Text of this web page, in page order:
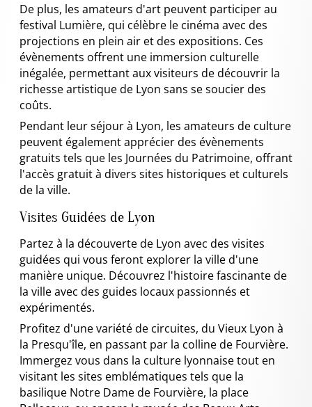
De plus, les amateurs d'art peuvent participer au
festival Lumière, qui célèbre le cinéma avec des
projections en plein air et des expositions. Ces
évènements offrent une immersion culturelle
inégalée, permettant aux visiteurs de découvrir la
richesse artistique de Lyon sans se soucier des
coûts.
Pendant leur séjour à Lyon, les amateurs de culture
peuvent également apprécier des évènements
gratuits tels que les Journées du Patrimoine, offrant
l'accès gratuit à divers sites historiques et culturels
de la ville.
Visites Guidées de Lyon
Partez à la découverte de Lyon avec des visites
guidées qui vous feront explorer la ville d'une
manière unique. Découvrez l'histoire fascinante de
la ville avec des guides locaux passionnés et
expérimentés.
Profitez d'une variété de circuites, du Vieux Lyon à
la Presqu'île, en passant par la colline de Fourvière.
Immergez vous dans la culture lyonnaise tout en
visitant les sites emblématiques tels que la
basilique Notre Dame de Fourvière, la place